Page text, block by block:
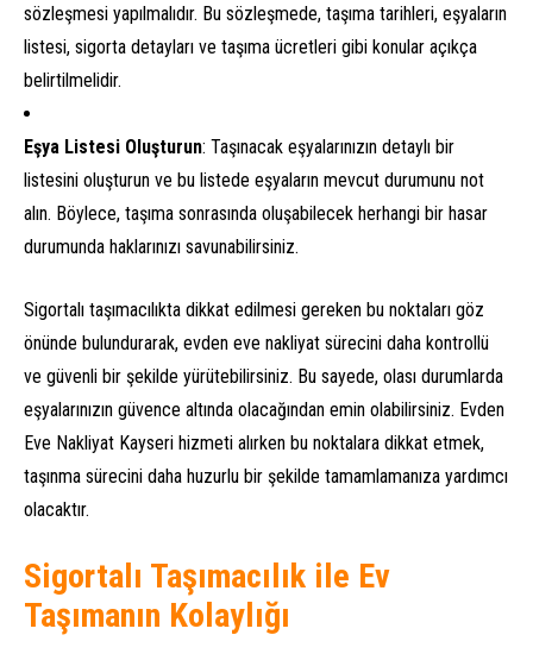
sözleşmesi yapılmalıdır. Bu sözleşmede, taşıma tarihleri, eşyaların
listesi, sigorta detayları ve taşıma ücretleri gibi konular açıkça
belirtilmelidir.
Eşya Listesi Oluşturun: Taşınacak eşyalarınızın detaylı bir
listesini oluşturun ve bu listede eşyaların mevcut durumunu not
alın. Böylece, taşıma sonrasında oluşabilecek herhangi bir hasar
durumunda haklarınızı savunabilirsiniz.
Sigortalı taşımacılıkta dikkat edilmesi gereken bu noktaları göz
önünde bulundurarak, evden eve nakliyat sürecini daha kontrollü
ve güvenli bir şekilde yürütebilirsiniz. Bu sayede, olası durumlarda
eşyalarınızın güvence altında olacağından emin olabilirsiniz. Evden
Eve Nakliyat Kayseri hizmeti alırken bu noktalara dikkat etmek,
taşınma sürecini daha huzurlu bir şekilde tamamlamanıza yardımcı
olacaktır.
Sigortalı Taşımacılık ile Ev
Taşımanın Kolaylığı